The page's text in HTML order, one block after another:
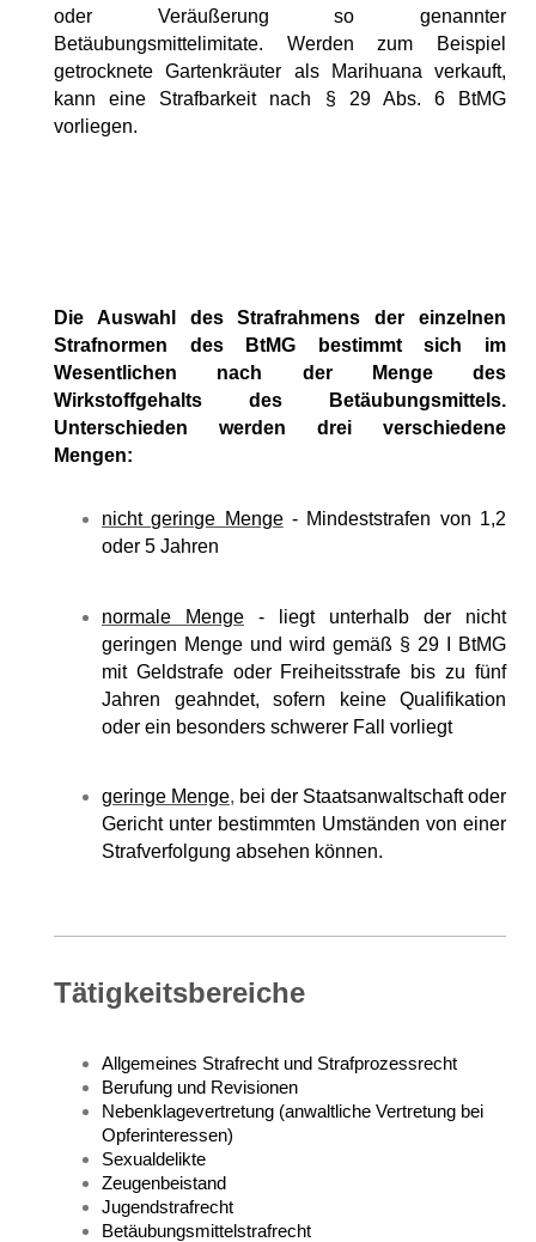
oder Veräußerung so genannter
Betäubungsmittelimitate. Werden zum Beispiel
getrocknete Gartenkräuter als Marihuana verkauft,
kann eine Strafbarkeit nach § 29 Abs. 6 BtMG
vorliegen.
Die Auswahl des Strafrahmens der einzelnen
Strafnormen des BtMG bestimmt sich im
Wesentlichen nach der Menge des
Wirkstoffgehalts des Betäubungsmittels.
Unterschieden werden drei verschiedene
Mengen:
nicht geringe Menge - Mindeststrafen von 1,2
oder 5 Jahren
normale Menge
- liegt unterhalb der nicht
geringen Menge und wird gemäß § 29 I BtMG
mit Geldstrafe oder Freiheitsstrafe bis zu fünf
Jahren geahndet, sofern keine Qualifikation
oder ein besonders schwerer Fall vorliegt
geringe Menge, bei der Staatsanwaltschaft oder
Gericht unter bestimmten Umständen von einer
Strafverfolgung absehen können.
Tätigkeitsbereiche
Allgemeines Strafrecht und Strafprozessrecht
Berufung und Revisionen
Nebenklagevertretung (anwaltliche Vertretung bei
Opferinteressen)
Sexualdelikte
Zeugenbeistand
Jugendstrafrecht
Betäubungsmittelstrafrecht